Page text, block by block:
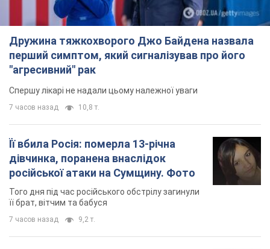
Дружина тяжкохворого Джо Байдена назвала
перший симптом, який сигналізував про його
"агресивний" рак
Спершу лікарі не надали цьому належної уваги
7 часов назад 10,8 т.
Її вбила Росія: померла 13-річна
дівчинка, поранена внаслідок
російської атаки на Сумщину. Фото
Того дня під час російського обстрілу загинули
її брат, вітчим та бабуся
7 часов назад 9,2 т.